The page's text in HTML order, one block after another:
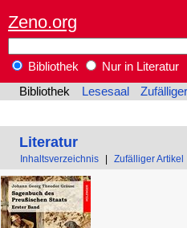
Zeno.org
Bibliothek
Nur in Literatur
Bibliothek
Lesesaal
Literatur
Inhaltsverzeichnis Zufälliger Artikel